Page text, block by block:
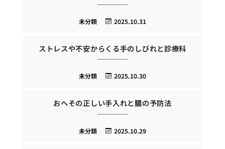
2025.10.31
未分類
ストレスや不安からくる手のしびれと診療科
2025.10.30
未分類
おへその正しい手入れと膿の予防法
2025.10.29
未分類